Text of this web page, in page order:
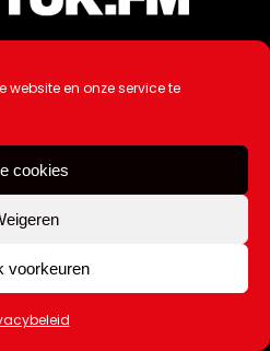
website en onze service te
cookies
voorkeuren
Hosting door